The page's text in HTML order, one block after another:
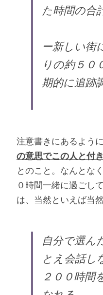
た時間の合
ー新しい街
りの約５０
期的に追跡
注意書きにあるよう
の意思でこの人と付
とのこと。なんとな
０時間一緒に過ごし
は、当然といえば当然
自分で選ん
とえ会話し
２００時間